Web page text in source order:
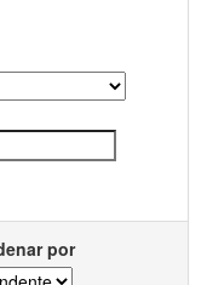
por